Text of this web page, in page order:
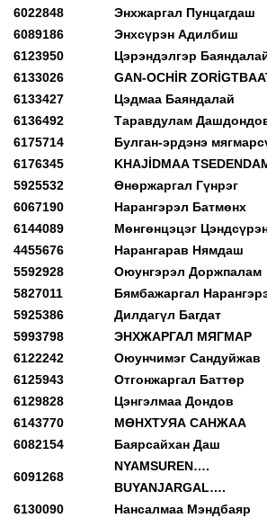
6022848 Энхжаргал Пунцагдаш
6089186
Энхсүрэн Адилбиш
6123950
Цэрэндэлгэр
6133026
GAN-OCHİR
6133427
Цэдмаа Баяндалай
6136492
Таравдулам
6175714
Булган-эрдэнэ
6176345
KHAJİDMAA
5925532
Өнөржаргал Гүнрэг
6067190
Нарангэрэл Батмөнх
6144089
Мөнгөнцэцэг
4455676
Нарангарав Нямдаш
5592928
Оюунгэрэл Доржпалам
5827011
Бямбажаргал
5925386
Дилдагүл Багдат
5993798
ЭНХЖАРГАЛ МЯГМАР
6122242
Оюунчимэг Сандуйжав
6125943
Отгонжаргал Баттөр
6129828
Цэнгэлмаа Дондов
6143770
МӨНХТУЯА САНЖАА
6082154
Баярсайхан Даш
6091268
NYAMSUREN….
BUYANJARGAL….
6130090 Нансалмаа Мэндбаяр